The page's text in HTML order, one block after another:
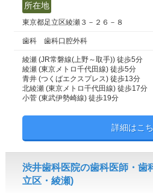
所在地
東京都足立区綾瀬３－２６－８
歯科 歯科口腔外科
綾瀬 (JR常磐線(上野～取手)) 徒歩5分
綾瀬 (東京メトロ千代田線) 徒歩5分
青井 (つくばエクスプレス) 徒歩13分
北綾瀬 (東京メトロ千代田線) 徒歩17分
小菅 (東武伊勢崎線) 徒歩19分
詳細はこ
渋井歯科医院の歯科医師・歯
立区・綾瀬)